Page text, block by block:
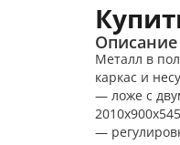
Описание
Металл в
каркас и
— ложе с
—